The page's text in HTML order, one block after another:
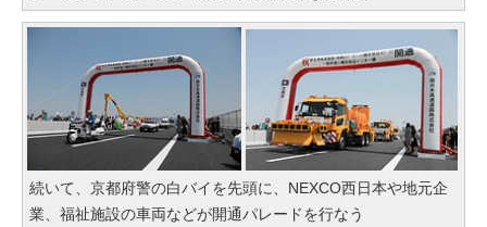
続いて、京都府警の白バイを先頭に、NEXCO西日本や地元企
業、福祉施設の車両などが開通パレードを行なう